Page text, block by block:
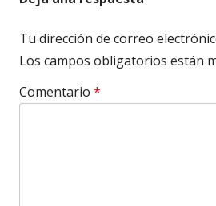
Tu dirección de correo
Los campos obligatorios están
Comentario *